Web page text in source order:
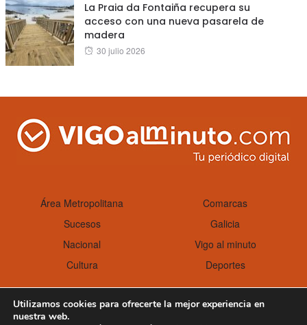
La Praia da Fontaiña recupera su
acceso con una nueva pasarela de
madera
Posted
30 julio 2026
Área Metropolitana
Comarcas
Sucesos
Galicia
Nacional
Vigo al minuto
Cultura
Deportes
Utilizamos cookies para ofrecerte la mejor experiencia en
nuestra web.